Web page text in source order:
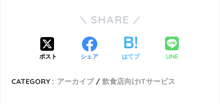
SHARE
ポスト シェア はてブ LINE
CATEGORY : アーカイブ 飲食店向けITサービス